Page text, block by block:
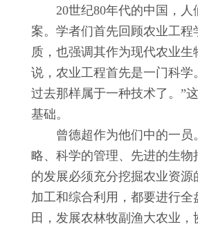
20世纪80年代的中国，
案。学者们首先回顾农业工
质，也强调其作为现代农业
说，农业工程首先是一门科学
过去那样属于一种技术了。”
基础。
曾德超作为他们中的一
略、科学的管理、先进的生
的发展必须充分挖掘农业资
加工和综合利用，都要进行
田，发展农林牧副渔大农业